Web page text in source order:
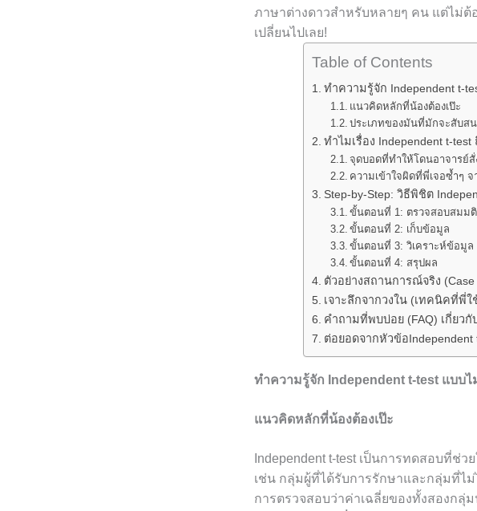
ภาษาต่างดาวสำหรับหลายๆ คน แต่ไม่ต้
เปลี่ยนไปเลย!
Table of Contents
ทำความรู้จัก Independent t-
แนวคิดหลักที่น้องต้องเป๊ะ
ประเภทของมันที่มักจะสับส
ทำไมเรื่อง Independent t-
จุดบอดที่ทำให้โดนอาจารย์สั่
ความเข้าใจผิดที่พี่เจอซ้ำๆ
Step-by-Step: วิธีพิชิต
ขั้นตอนที่ 1: ตรวจสอบสมม
ขั้นตอนที่ 2: เก็บข้อมูล
ขั้นตอนที่ 3: วิเคราะห์ข้อมูล
ขั้นตอนที่ 4: สรุปผล
ตัวอย่างสถานการณ์จริง (Case
เจาะลึกจากวงใน (เทคนิคที่พี่
คำถามที่พบบ่อย (FAQ) เกี่ยวกั
ต่อยอดจากหัวข้อIndependent
ทำความรู้จัก Independent t-test แบบ
แนวคิดหลักที่น้องต้องเป๊ะ
Independent t-test เป็นการทดสอบที่ช่
เช่น กลุ่มผู้ที่ได้รับการรักษาและกลุ่มที่ไ
การตรวจสอบว่าค่าเฉลี่ยของทั้งสองกลุ่